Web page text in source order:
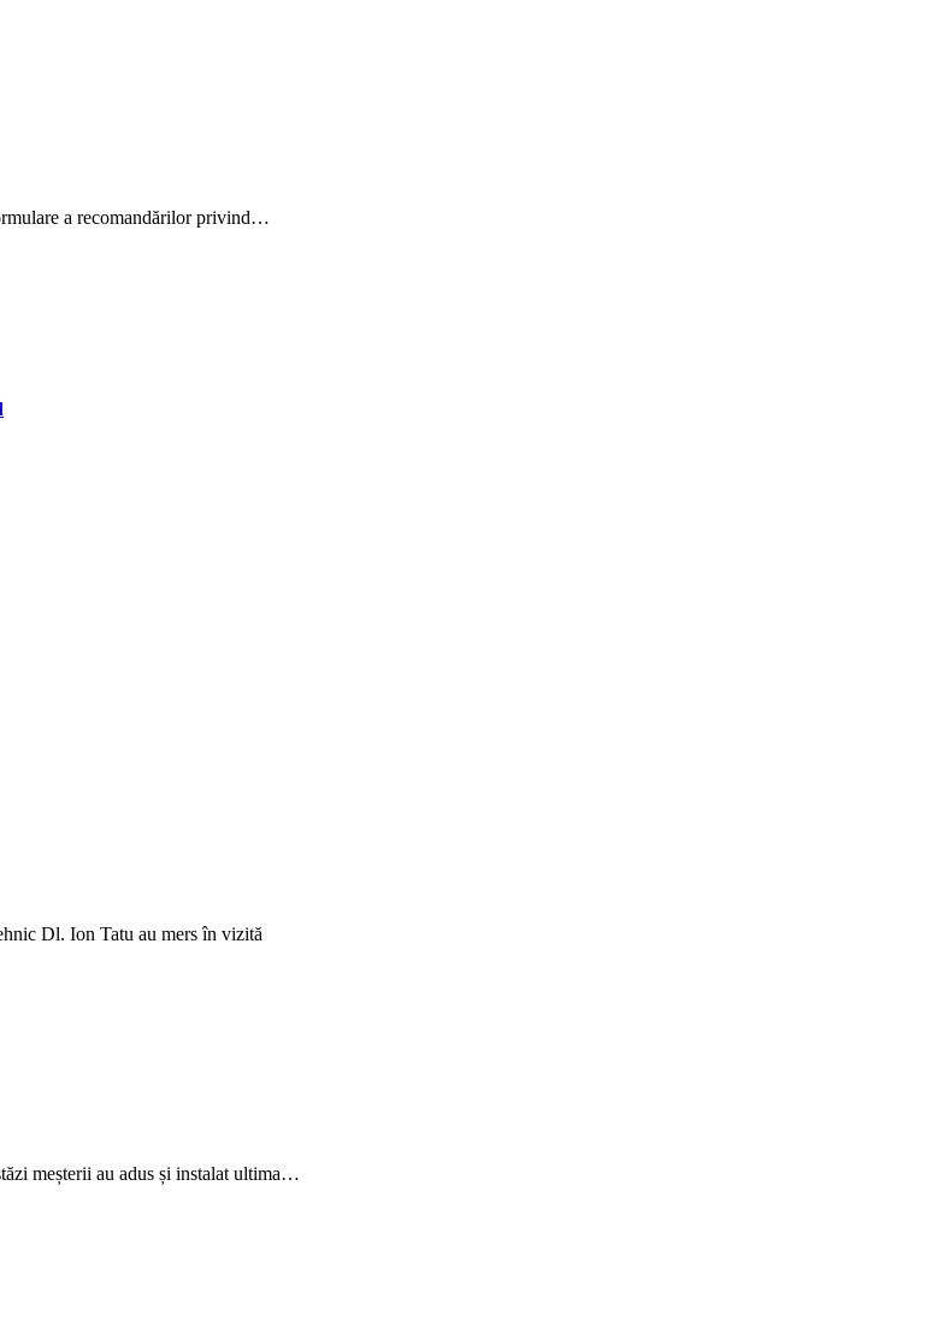
a recomandărilor privind…
Dl. Ion Tatu au mers în vizită
meșterii au adus și instalat ultima…